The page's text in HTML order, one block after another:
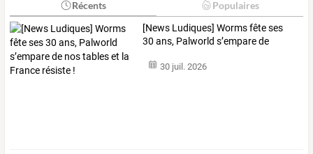
Récents Populaires
[News Ludiques] Wormsfêteses
30 ans, Palworld s’emparede
30 juil. 2026